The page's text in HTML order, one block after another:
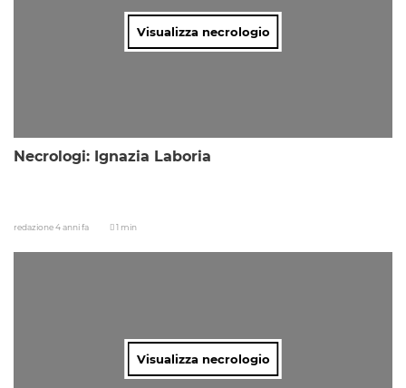
Visualizza necrologio
Necrologi: Ignazia Laboria
redazione4 anni fa 1 min
Visualizza necrologio